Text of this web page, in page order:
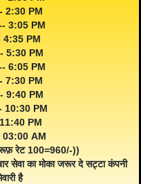
2:30 PM
3:05 PM
4:35 PM
5:30 PM
6:05 PM
7:30 PM
9:40 PM
10:30 PM
PM
03:00 AM
रेट 100=960/-))
सेवा का मोका जरूर दे सट्टा कंपनी
है